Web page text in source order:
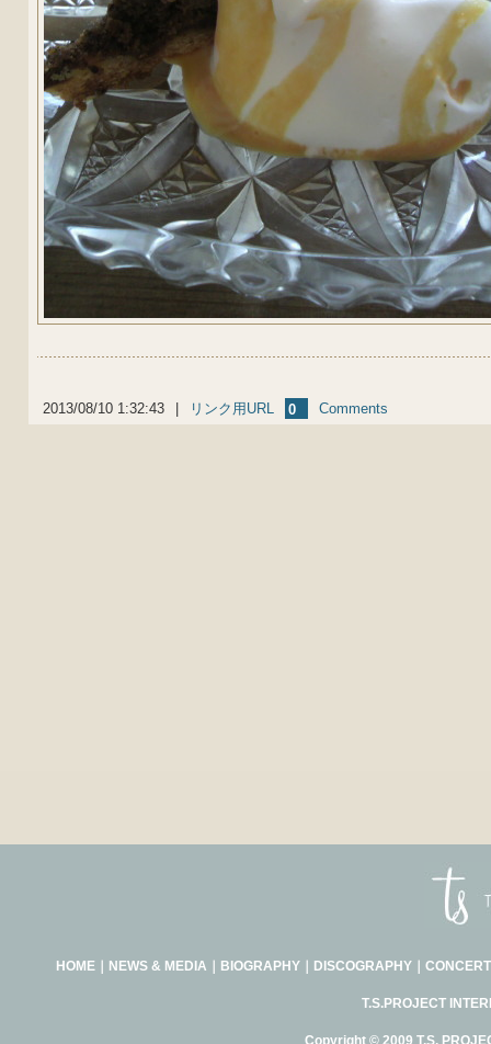
2013/08/10 1:32:43 リンク用URL 0 Comments
HOME｜ NEWS & MEDIA BIOGRAPHY｜ DISCOGRAPHY｜
T.S.PROJECT
Copyright © 2009 T.S.